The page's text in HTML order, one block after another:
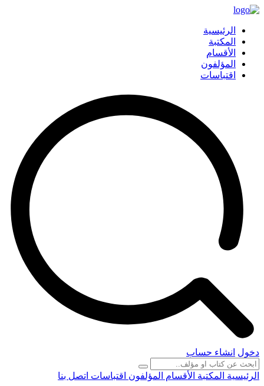
الرئيسية
المكتبة
الأقسام
المؤلفون
اقتباسات
دخول انشاء حساب
الرئيسية المكتبة الأقسام المؤلفون اقتباسات اتصل بنا